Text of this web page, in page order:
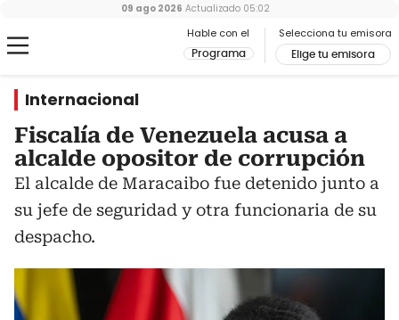
Hable con el
Programa
Selecciona tu emisora
Elige tu emisora
09 ago 2026 Actualizado 05:02
Internacional
Fiscalía de Venezuela acusa a
alcalde opositor de corrupción
El alcalde de Maracaibo fue detenido junto a
su jefe de seguridad y otra funcionaria de su
despacho.